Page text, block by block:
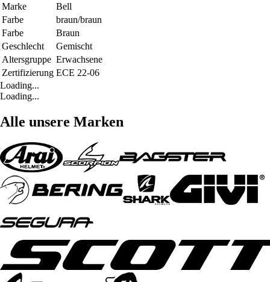
Marke
Bell
Farbe
braun/braun
Farbe
Braun
Geschlecht
Gemischt
Altersgruppe Erwachsene
Zertifizierung ECE 22-06
Loading...
Loading...
Alle unsere Marken